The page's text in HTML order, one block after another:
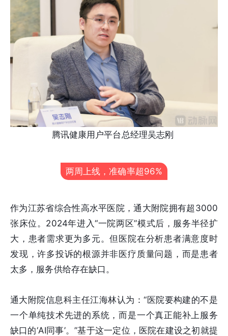
腾讯健康用户平台总经理吴志刚
两周上线，准确率超96%
作为江苏省综合性高水平医院，通大附院拥有超3000
张床位。2024年进入“一院两区”模式后，服务半径扩
大，患者需求更为多元。但医院在分析患者满意度时
发现，许多投诉的根源并非医疗质量问题，而是患者
太多，服务供给存在缺口。
通大附院信息科主任江海林认为：“医院要构建的不是
一个单纯技术先进的系统，而是一个真正能补上服务
缺口的‘AI同事’。”基于这一定位，医院在建设之初就提